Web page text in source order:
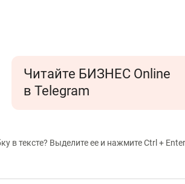
Читайте БИЗНЕС Online
в Telegram
в тексте? Выделите ее и нажмите Ctrl + Enter